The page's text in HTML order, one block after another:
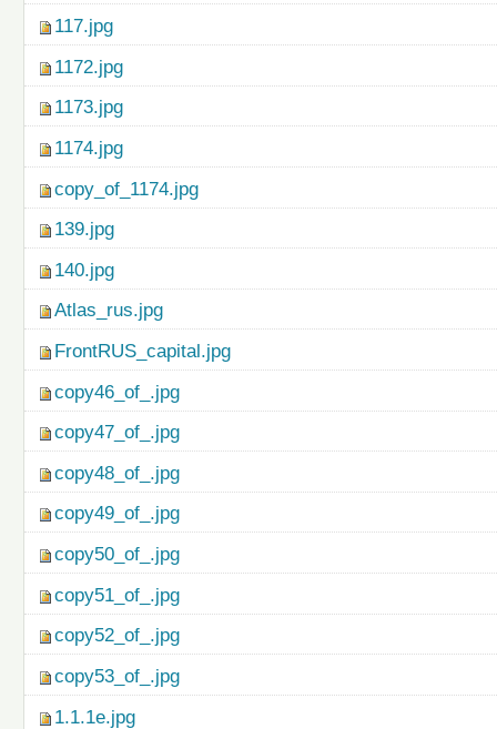
117.jpg
1172.jpg
1173.jpg
1174.jpg
copy_of_1174.jpg
139.jpg
140.jpg
Atlas_rus.jpg
FrontRUS_capital.jpg
copy46_of_.jpg
copy47_of_.jpg
copy48_of_.jpg
copy49_of_.jpg
copy50_of_.jpg
copy51_of_.jpg
copy52_of_.jpg
copy53_of_.jpg
1.1.1e.jpg